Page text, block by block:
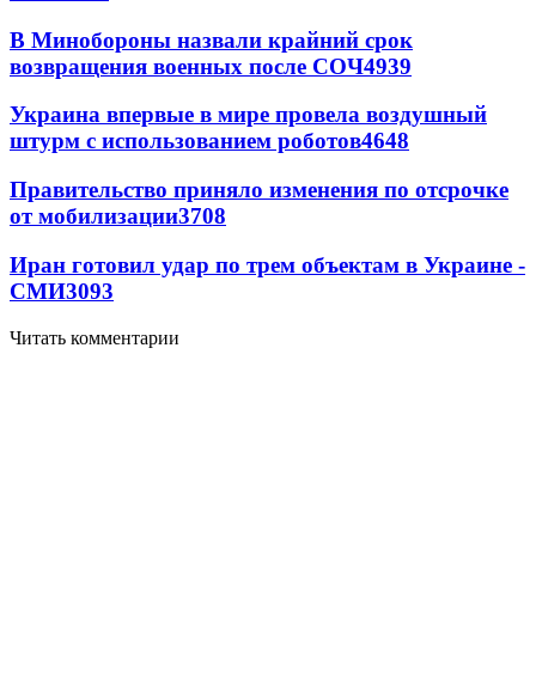
В Минобороны назвали крайний срок
возвращения военных после СОЧ4939
Украина впервые в мире провела воздушный
штурм с использованием роботов4648
Правительство приняло изменения по отсрочке
от мобилизации3708
Иран готовил удар по трем объектам в Украине -
СМИ3093
Читать комментарии